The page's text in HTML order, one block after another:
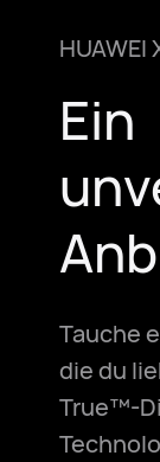
Ein
Tauche
die du
True™-